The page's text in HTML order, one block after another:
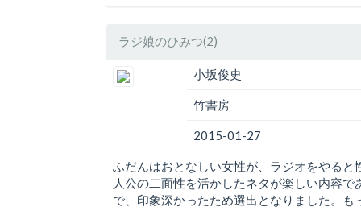
ラジ娘のひみつ(2)
小坂俊史
竹書房
2015-01-27
ふだんはおとなしい女性が、ラジオをやる
人公の二面性を活かしたネタが楽しい内容
で、印象深かったため選出となりました。